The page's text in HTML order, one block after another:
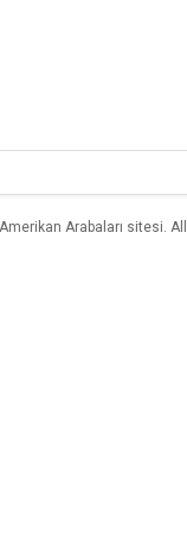
Arabaları sitesi.